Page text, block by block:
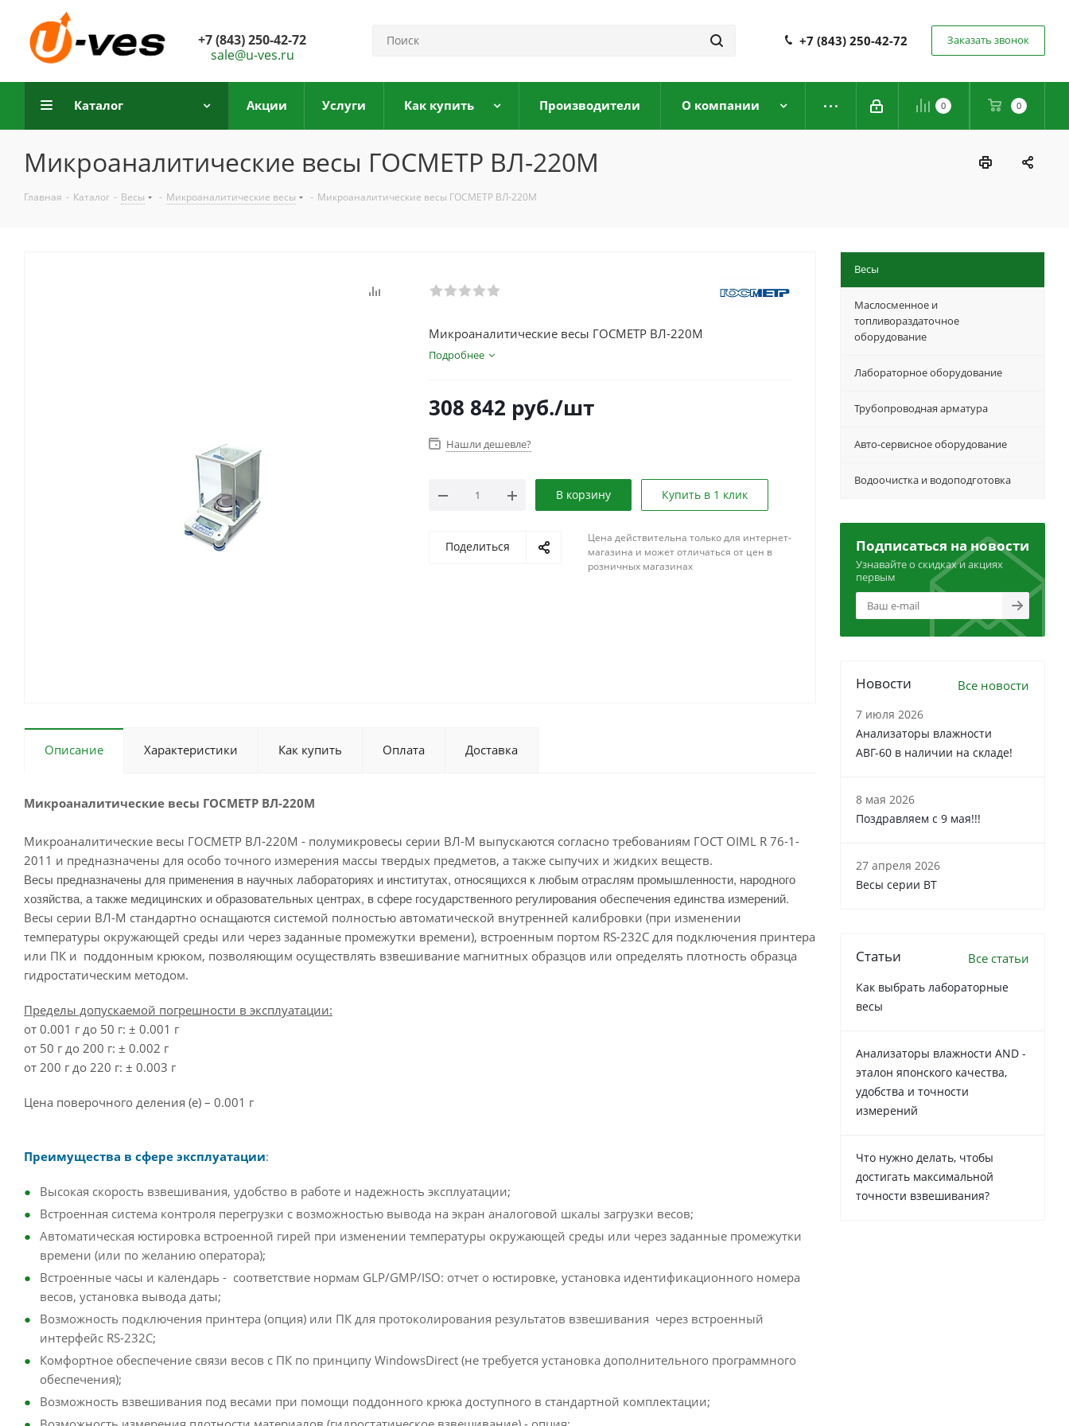
+7 (843) 250-42-72
sale@u-ves.ru
+7 (843) 250-42-72 Заказать звонок
0 0
Каталог Акции Услуги Как купить Производители О компании
Микроаналитические весы ГОСМЕТР ВЛ-220М
Главная - Каталог - Весы - Микроаналитические весы - Микроаналитические весы ГОСМЕТР ВЛ-220М
Микроаналитические весы ГОСМЕТР ВЛ-220М
Подробнее
308 842 руб./шт
Нашли дешевле?
В корзину Купить в 1 клик
Поделиться
Цена действительна только для интернет-
магазина и может отличаться от цен в
розничных магазинах
Описание Характеристики Как купить Оплата Доставка
Микроаналитические весы ГОСМЕТР ВЛ-220М
Микроаналитические весы ГОСМЕТР ВЛ-220М - полумикровесы серии ВЛ-М выпускаются согласно требованиям ГОСТ OIML R 76-1-
2011 и предназначены для особо точного измерения массы твердых предметов, а также сыпучих и жидких веществ.
Весы предназначены для применения в научных лабораториях и институтах, относящихся к любым отраслям промышленности, народного
хозяйства, а также медицинских и образовательных центрах, в сфере государственного регулирования обеспечения единства измерений.
Весы серии ВЛ-М стандартно оснащаются системой полностью автоматической внутренней калибровки (при изменении
температуры окружающей среды или через заданные промежутки времени), встроенным портом RS-232C для подключения принтера
или ПК и поддонным крюком, позволяющим осуществлять взвешивание магнитных образцов или определять плотность образца
гидростатическим методом.
Пределы допускаемой погрешности в эксплуатации:
от 0.001 г до 50 г: ± 0.001 г
от 50 г до 200 г: ± 0.002 г
от 200 г до 220 г: ± 0.003 г
Цена поверочного деления (e) – 0.001 г
Преимущества в сфере эксплуатации:
Высокая скорость взвешивания, удобство в работе и надежность эксплуатации;
Встроенная система контроля перегрузки с возможностью вывода на экран аналоговой шкалы загрузки весов;
Автоматическая юстировка встроенной гирей при изменении температуры окружающей среды или через заданные промежутки
времени (или по желанию оператора);
Встроенные часы и календарь - соответствие нормам GLP/GMP/ISO: отчет о юстировке, установка идентификационного номера
весов, установка вывода даты;
Возможность подключения принтера (опция) или ПК для протоколирования результатов взвешивания через встроенный
интерфейс RS-232C;
Комфортное обеспечение связи весов с ПК по принципу WindowsDirect (не требуется установка дополнительного программного
обеспечения);
Возможность взвешивания под весами при помощи поддонного крюка доступного в стандартной комплектации;
Весы
Маслосменное и
топливораздаточное
оборудование
Лабораторное оборудование
Трубопроводная арматура
Авто-сервисное оборудование
Водоочистка и водоподготовка
Подписаться на новости
Узнавайте о скидках и акциях
первым
Новости Все новости
7 июля 2026
Анализаторы влажности
АВГ-60 в наличии на складе!
8 мая 2026
Поздравляем с 9 мая!!!
27 апреля 2026
Весы серии ВТ
Статьи Все статьи
Как выбрать лабораторные
весы
Анализаторы влажности AND -
эталон японского качества,
удобства и точности
измерений
Что нужно делать, чтобы
достигать максимальной
точности взвешивания?